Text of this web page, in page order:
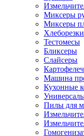
Миксеры
Миксеры
Хлеборезки
Тестомесы
Бликсеры
Слайсеры
Машина
Кухонные
Пилы для